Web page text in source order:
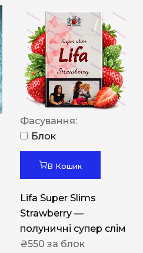
Фасування:
Блок
В Кошик
Lifa Super Slims
Strawberry —
полуничні супер слім
₴550 за блок